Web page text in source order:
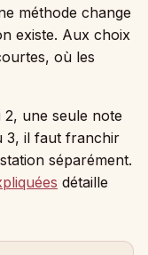
méthode change
existe. Aux choix
où les
2, une seule note
3, il faut franchir
séparément.
détaille